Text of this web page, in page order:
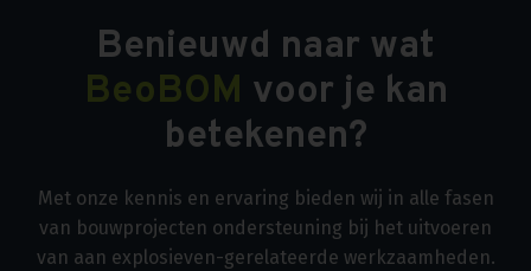
Benieuwd naar wat
BeoBOM voor je kan
betekenen?
Met onze kennis en ervaring bieden wij in alle fasen
van bouwprojecten ondersteuning bij het uitvoeren
van aan explosieven-gerelateerde werkzaamheden.